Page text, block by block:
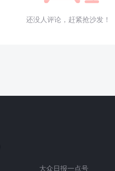
还没人评论，赶紧抢沙发！
大众日报一点号